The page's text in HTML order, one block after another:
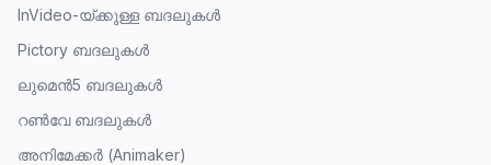
InVideo-യ്ക്കുള്ള ബദലുകൾ
Pictory ബദലുകൾ
ലുമെൻ5 ബദലുകൾ
റൺവേ ബദലുകൾ
അനിമേക്കർ (Animaker)